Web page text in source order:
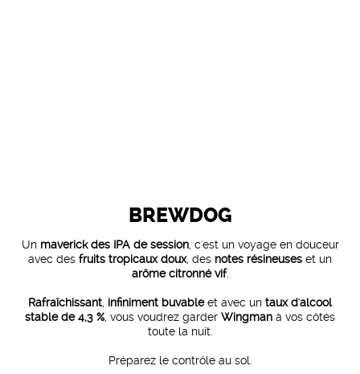
BREWDOG
Un maverick des IPA de session, c'est un voyage en douceur
avec des fruits tropicaux doux, des notes résineuses et un
arôme citronné vif.
Rafraîchissant infiniment buvableet avec un taux d'alcool
stable de 4,3 % , vous voudrez garder Wingman à vos côtés
toute la nuit.
Préparez le contrôle au sol.